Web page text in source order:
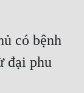
có bệnh
đại phu